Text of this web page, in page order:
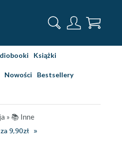
Książki
Nowości Bestsellery
» 📚 Inne
9,90zł